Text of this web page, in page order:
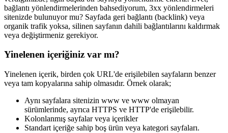
bağlantı yönlendirmelerinden bahsediyorum, 3xx yönlendirmeleri
sitenizde bulunuyor mu? Sayfada geri bağlantı (backlink) veya
organik trafik yoksa, silinen sayfanın dahili bağlantılarını kaldırmak
veya değiştirmeniz gerekiyor.
Yinelenen içeriğiniz var mı?
Yinelenen içerik, birden çok URL'de erişilebilen sayfaların benzer
veya tam kopyalarına sahip olmasıdır. Örnek olarak;
Aynı sayfalara sitenizin www ve www olmayan
sürümlerinde, ayrıca HTTPS ve HTTP'de erişilebilir.
Kolonlanmış sayfalar veya içerikler
Standart içeriğe sahip boş ürün veya kategori sayfaları.